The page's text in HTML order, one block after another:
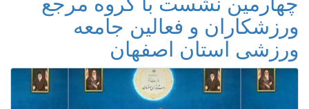
ورزشکاران و فعالین جامعه
ورزشی استان اصفهان